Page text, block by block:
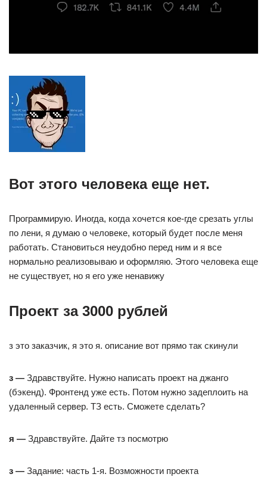
Вот этого человека еще нет. ⁠ ⁠
Программирую. Иногда, когда хочется кое-где срезать углы
по лени, я думаю о человеке, который будет после меня
работать. Становиться неудобно перед ним и я все
нормально реализовываю и оформляю. Этого человека еще
не существует, но я его уже ненавижу
Проект за 3000 рублей⁠ ⁠
з это заказчик, я это я. описание вот прямо так скинули
з — Здравствуйте. Нужно написать проект на джанго
(бэкенд). Фронтенд уже есть. Потом нужно задеплоить на
удаленный сервер. ТЗ есть. Сможете сделать?
я — Здравствуйте. Дайте тз посмотрю
з — Задание: часть 1-я. Возможности проекта